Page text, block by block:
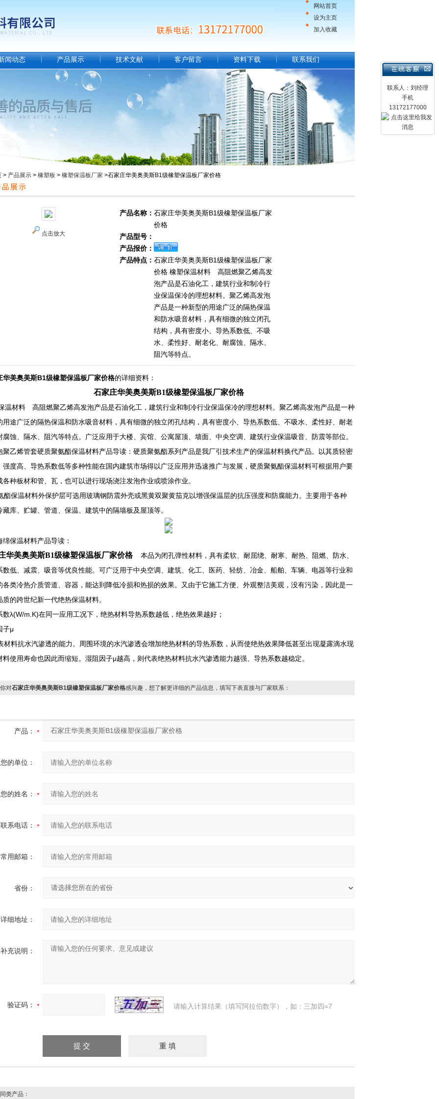
网站首页
设为主页
加入收藏
联系人：刘经理
手机
13172177000
闻动态 产品展示 技术文献 客户留言 资料下载 联系我们
> 产品展示 > 橡塑板 > 橡塑保温板厂家 >石家庄华美奥美斯B1级橡塑保温板厂家价格
点击放大
产品名称： 石家庄华美奥美斯B1级橡塑保温板厂家
价格
产品型号：
产品报价：
产品特点： 石家庄华美奥美斯B1级橡塑保温板厂家
价格 橡塑保温材料 高阻燃聚乙烯高发
泡产品是石油化工，建筑行业和制冷行
业保温保冷的理想材料。聚乙烯高发泡
产品是一种新型的用途广泛的隔热保温
和防水吸音材料，具有细微的独立闭孔
结构，具有密度小、导热系数低、不吸
水、柔性好、耐老化、耐腐蚀、隔水、
阻汽等特点。
华美奥美斯B1级橡塑保温板厂家价格的详细资料：
石家庄华美奥美斯B1级橡塑保温板厂家价格
温材料 高阻燃聚乙烯高发泡产品是石油化工，建筑行业和制冷行业保温保冷的理想材料。聚乙烯高发泡产品是一种
用途广泛的隔热保温和防水吸音材料，具有细微的独立闭孔结构，具有密度小、导热系数低、不吸水、柔性好、耐老
腐蚀、隔水、阻汽等特点。广泛应用于大楼、宾馆、公寓屋顶、墙面、中央空调、建筑行业保温吸音、防震等部位。
聚乙烯管套硬质聚氨酯保温材料产品导读：硬质聚氨酯系列产品是我厂引技术生产的保温材料换代产品。以其质轻密
强度高、导热系数低等多种性能在国内建筑市场得以广泛应用并迅速推广与发展，硬质聚氨酯保温材料可根据用户要
各种板材和管、瓦，也可以进行现场浇注发泡作业或喷涂作业。
保温材料外保护层可选用玻璃钢防震外壳或黑黄双聚黄茄克以增强保温层的抗压强度和防腐能力。主要用于各种
藏库、贮罐、管道、保温、建筑中的隔墙板及屋顶等。
绵保温材料产品导读：
华美奥美斯B1级橡塑保温板厂家价格本品为闭孔弹性材料，具有柔软、耐屈绕、耐寒、耐热、阻燃、防水、
数低、减震、吸音等优良性能。可广泛用于中央空调、建筑、化工、医药、轻纺、冶金、船舶、车辆、电器等行业和
各类冷热介质管道、容器，能达到降低冷损和热损的效果。又由于它施工方便、外观整洁美观，没有污染，因此是一
质的跨世纪新一代绝热保温材料。
数λ(W/m.K)在同一应用工况下，绝热材料导热系数越低，绝热效果越好；
子μ
料抗水汽渗透的能力。周围环境的水汽渗透会增加绝热材料的导热系数，从而使绝热效果降低甚至出现凝露滴水现
料使用寿命也因此而缩短。湿阻因子μ越高，则代表绝热材料抗水汽渗透能力越强、导热系数越稳定。
对石家庄华美奥美斯B1级橡塑保温板厂家价格感兴趣，想了解更详细的产品信息，填写下表直接与厂家联系：
产品：
您的单位：
您的姓名：
联系电话：
常用邮箱：
省份：
详细地址：
补充说明：
验证码： 请输入计算结果（填写阿拉伯数字），如：三加四=7
类产品：